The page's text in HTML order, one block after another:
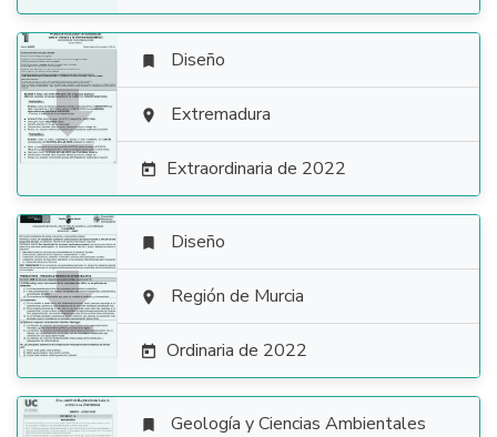

 Diseño
 Extremadura
 Extraordinaria de 2022

 Diseño
 Región de Murcia
 Ordinaria de 2022
 Geología y Ciencias Ambientales